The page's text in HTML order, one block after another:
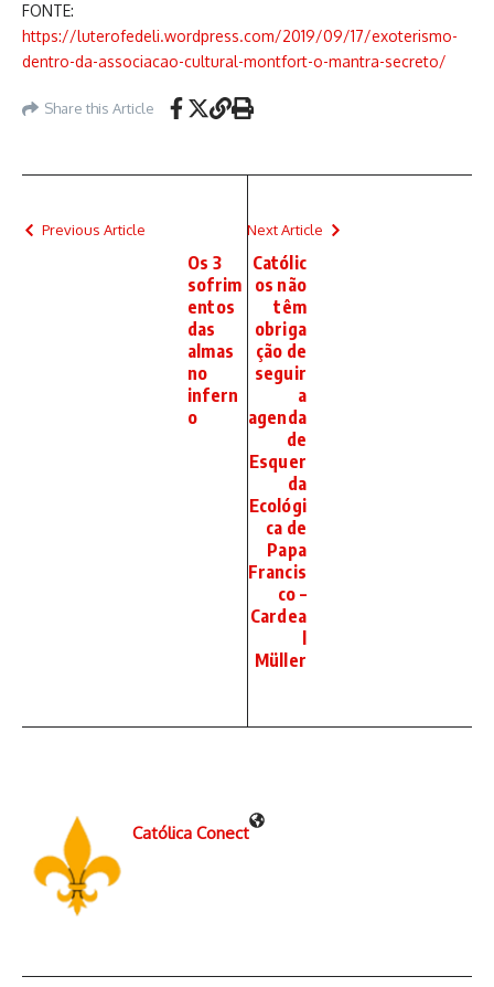
FONTE:
https://luterofedeli.wordpress.com/2019/09/17/exoterismo-
dentro-da-associacao-cultural-montfort-o-mantra-secreto/
Share this Article
Previous Article
Os 3
sofrim
entos
das
almas
no
infern
o
Next Article
Católic
os não
têm
obriga
ção de
seguir
a
agenda
de
Esquer
da
Ecológi
ca de
Papa
Francis
co –
Cardea
Müller
Católica Conect